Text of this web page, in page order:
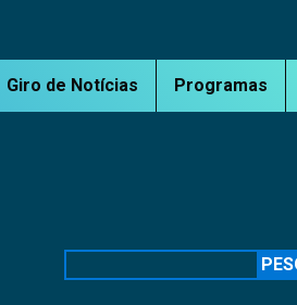
Giro de Notícias Programas